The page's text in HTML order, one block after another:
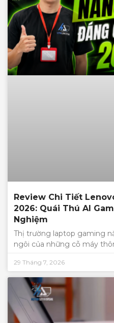
Review Chi Tiết
2026: Quái Thú AI
Nghiệm
Thị trường laptop gaming
ngôi của những cỗ máy
29 Tháng 7, 2026